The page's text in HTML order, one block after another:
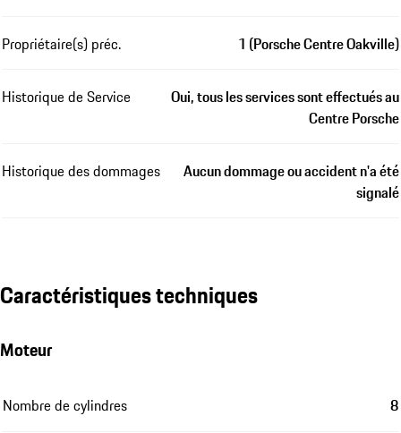
Propriétaire(s) préc. 1 (Porsche Centre Oakville)
Historique de Service
Oui, tous les services sont effectués au
Centre Porsche
Historique des dommages
Aucun dommage ou accident n'a été
signalé
Caractéristiques techniques
Moteur
Nombre de cylindres 8